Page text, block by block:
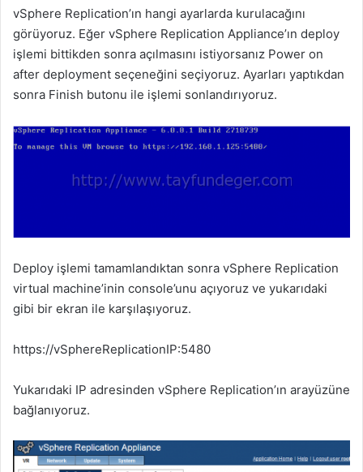
vSphere Replication’ın hangi ayarlarda kurulacağını
görüyoruz. Eğer vSphere Replication Appliance’ın deploy
işlemi bittikden sonra açılmasını istiyorsanız Power on
after deployment seçeneğini seçiyoruz. Ayarları yaptıkdan
sonra Finish butonu ile işlemi sonlandırıyoruz.
Deploy işlemi tamamlandıktan sonra vSphere Replication
virtual machine’inin console’unu açıyoruz ve yukarıdaki
gibi bir ekran ile karşılaşıyoruz.
https://vSphereReplicationIP:5480
Yukarıdaki IP adresinden vSphere Replication’ın arayüzüne
bağlanıyoruz.